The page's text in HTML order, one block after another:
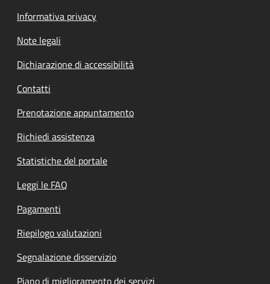
Informativa privacy
Note legali
Dichiarazione di accessibilità
Contatti
Prenotazione appuntamento
Richiedi assistenza
Statistiche del portale
Leggi le FAQ
Pagamenti
Riepilogo valutazioni
Segnalazione disservizio
Piano di miglioramento dei servizi